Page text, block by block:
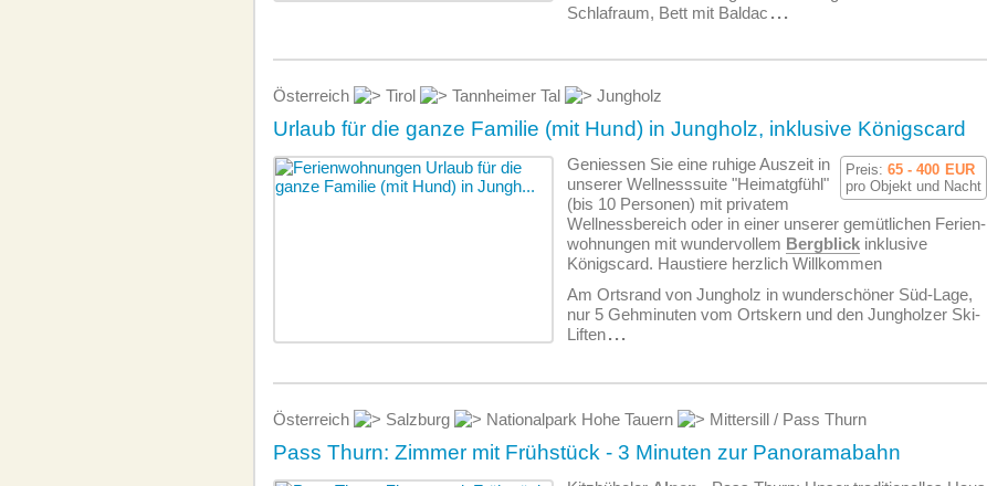
Schlafraum, Bett mit Baldac ...
Österreich Tirol Tannheimer Tal Jungholz
Urlaub für die ganze Familie (mit Hund) in Jungholz, inklusive Königscard
Preis: 65 - 400 EUR
pro Objekt und Nacht
Geniessen Sie eine ruhige Auszeit in
unserer Wellnesssuite "Heimatgfühl"
(bis 10 Personen) mit privatem
Wellnessbereich oder in einer unserer gemütlichen Ferien­
wohnungen mit wundervollem Bergblick inklusive
Königscard. Haustiere herzlich Willkommen
Am Ortsrand von Jungholz in wunderschöner Süd-Lage,
nur 5 Gehminuten vom Ortskern und den Jungholzer Ski-
Liften...
Österreich Salzburg Nationalpark Hohe Tauern Mittersill / Pass Thurn
Pass Thurn: Zimmer mit Frühstück - 3 Minuten zur Panoramabahn